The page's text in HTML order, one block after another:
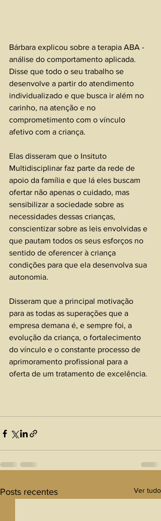
Bárbara explicou sobre a terapia ABA -
análise do comportamento aplicada.
Disse que todo o seu trabalho se
desenvolve a partir do atendimento
individualizado e que busca ir além no
carinho, na atenção e no
comprometimento com o vínculo
afetivo com a criança.
Elas disseram que o Insituto
Multidisciplinar faz parte da rede de
apoio da família e que lá eles buscam
ofertar não apenas o cuidado, mas
sensibilizar a sociedade sobre as
necessidades dessas crianças,
conscientizar sobre as leis envolvidas e
que pautam todos os seus esforços no
sentido de oferencer à criança
condições para que ela desenvolva sua
autonomia.
Disseram que a principal motivação
para as todas as superações que a
empresa demana é, e sempre foi, a
evolução da criança, o fortalecimento
do vínculo e o constante processo de
aprimoramento profissional para a
oferta de um tratamento de excelência.
Posts recentes Ver tudo